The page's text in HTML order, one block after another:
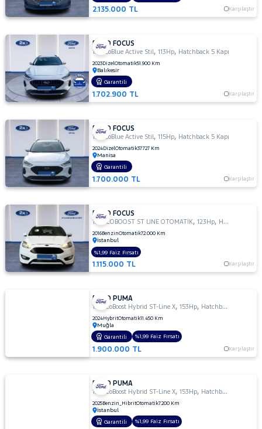
VOLKSWAGEN
2.135.000 TL Karşılaştır
FORD FOCUS
1.5 EcoBlue Active Stil,113Hp, Hatchback 5 Kapı
2023DizelOtomatik51.900 Km
Balıkesir
1.702.900 TL Karşılaştır
Garantili
FORD FOCUS
1.5 EcoBlue Active Stil,115Hp, Hatchback 5 Kapı
2024DizelOtomatik37.727 Km
Manisa
1.700.000 TL Karşılaştır
Garantili
FORD FOCUS
1.0 ECOBOOST ST LINE OTOMATİK,123Hp, Hatchback 5 Kapı
2016BenzinOtomatik72.000 Km
İstanbul
1.115.000 TL Karşılaştır
%1,99 Faiz Fırsatı
FORD PUMA
1.0 EcoBoost Hybrid ST-Line X,153Hp, Hatchback 5 Kapı
2024HybritOtomatik11.450 Km
Muğla
1.900.000 TL Karşılaştır
Garantili %1,99 Faiz Fırsatı
FORD PUMA
1.0 EcoBoost Hybrid ST-Line X,153Hp, Hatchback 5 Kapı
2025Benzin_HibritOtomatik7.200 Km
İstanbul
Garantili %1,99 Faiz Fırsatı